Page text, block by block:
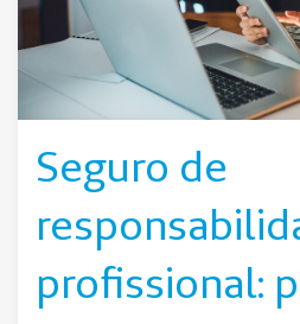
Seguro de
profissional: